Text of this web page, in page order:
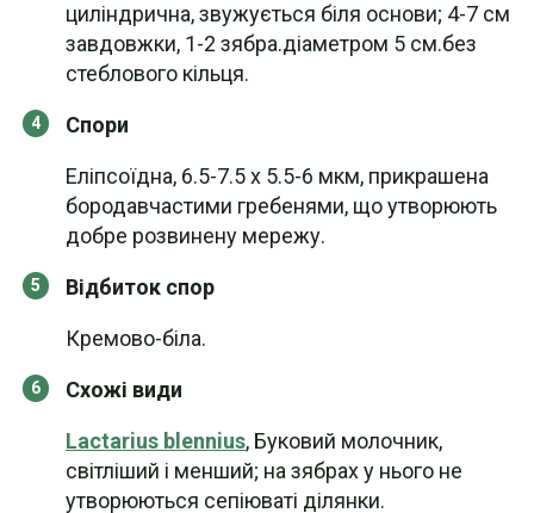
циліндрична, звужується біля основи; 4-7 см
завдовжки, 1-2 зябра.діаметром 5 см.без
стеблового кільця.
Спори
Еліпсоїдна, 6.5-7.5 x 5.5-6 мкм, прикрашена
бородавчастими гребенями, що утворюють
добре розвинену мережу.
Відбиток спор
Кремово-біла.
Схожі види
Lactarius blennius, Буковий молочник,
світліший і менший; на зябрах у нього не
утворюються сепіюваті ділянки.